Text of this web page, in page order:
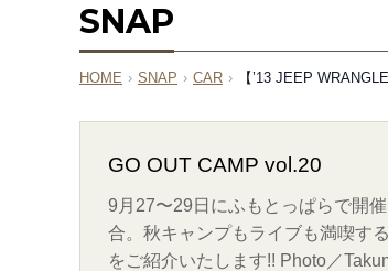
SNAP
HOME › SNAP › CAR › 【’13 JEEP
GO OUT CAMP vol.20
9月27〜29日にふもとっぱらで開
合。秋キャンプもライブも満喫す
をご紹介いたします!! Photo／